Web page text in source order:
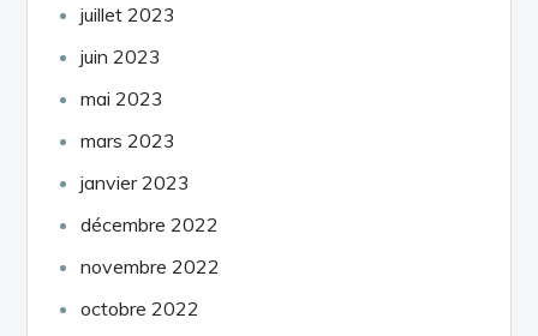
juillet 2023
juin 2023
mai 2023
mars 2023
janvier 2023
décembre 2022
novembre 2022
octobre 2022